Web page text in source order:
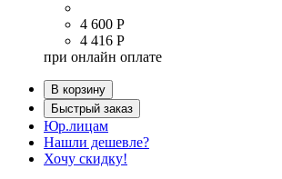
4 600 Р
4 416 Р
при онлайн оплате
В корзину
Быстрый заказ
Юр.лицам
Нашли дешевле?
Хочу скидку!